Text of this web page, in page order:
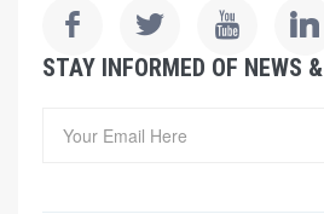
STAY INFORMED OF NEWS